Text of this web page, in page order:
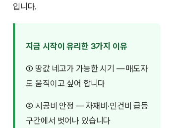
입니다.
지금 시작이 유리한 3가지 이유
① 땅값 네고가 가능한 시기 — 매도자
도 움직이고 싶어 합니다
② 시공비 안정 — 자재비·인건비 급등
구간에서 벗어나 있습니다